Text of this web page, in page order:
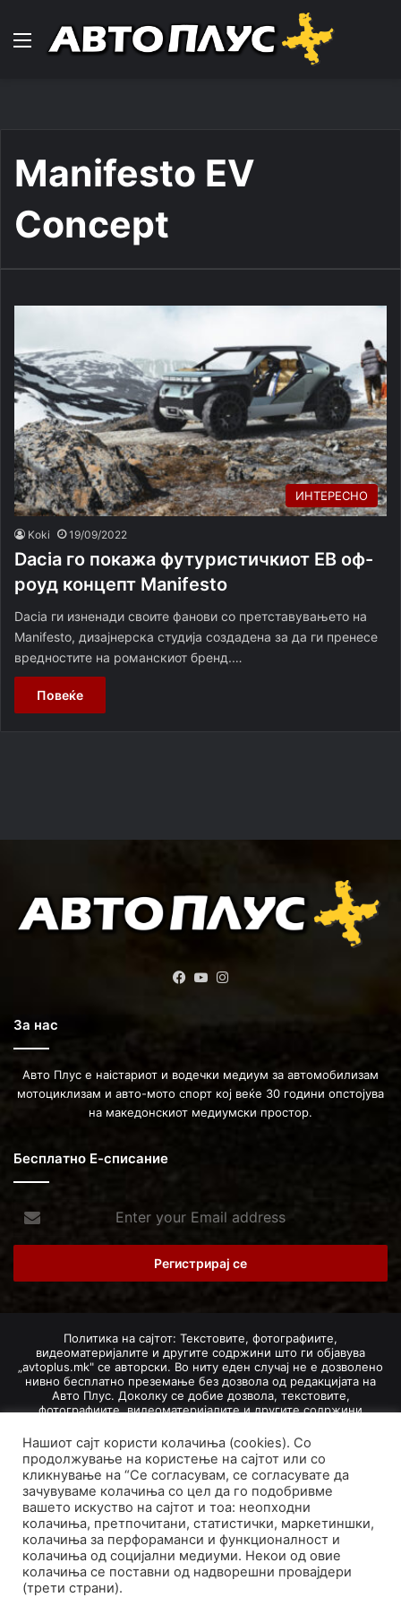
Навигација
Manifesto EV
Concept
ИНТЕРЕСНО
Koki 19/09/2022
Dacia го покажа футуристичкиот ЕВ оф-
роуд концепт Manifesto
Dacia ги изненади своите фанови со претставувањето на
Manifesto, дизајнерска студија создадена за да ги пренесе
вредностите на романскиот бренд.…
Повеќе
Facebook
YouTube
За нас
Авто Плус е наістариот и водечки медиум за автомобилизам
мотоциклизам и авто-мото спорт кој веќе 30 години опстојува
на македонскиот медиумски простор.
Бесплатно Е-списание
your
Email
Политика на сајтот: Текстовите, фотографиите,
видеоматеријалите и другите содржини што ги објавува
„avtoplus.mk" се авторски. Во ниту еден случај не е дозволено
нивно бесплатно преземање без дозвола од редакцијата на
Авто Плус. Доколку се добие дозвола, текстовите,
фотографиите, видеоматеријалите и другите содржини
изворот и авторот со вметнување на директна интернет-врска
(линк) до оригиналната содржина на „avtoplus.mk". При
добивање на одобрување од редакцијата за превземање на
текст, може да се превземе само дел од новинарско дело
насловот, придружната фотографија (односно насловната
фотографија) и воведниот дел на текстот, познат како „лид".
Преземање содржини од „avtoplus.mk" надвор од овие услови
не е дозволено и подложи на санкционирање согласно
Законот за авторски и сродни права.
Developed by PROCESS IN. Hosted byGoHost.
Нашиот сајт користи колачиња (cookies). Со
продолжување на користење на сајтот или со
кликнување на “Се согласувам, се согласувате да
зачувуваме колачиња со цел да го подобривме
вашето искуство на сајтот и тоа: неопходни
колачиња, претпочитани, статистички, маркетиншки,
колачиња за перфораманси и функционалност и
колачиња од социјални медиуми. Некои од овие
колачиња се поставни од надворешни провајдери
(трети страни).